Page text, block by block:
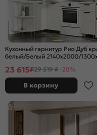
Кухонный гарнитур Рио Дуб
белый/Белый 2140x2000/
23 615₽29 519 ₽ -20%
В корзину